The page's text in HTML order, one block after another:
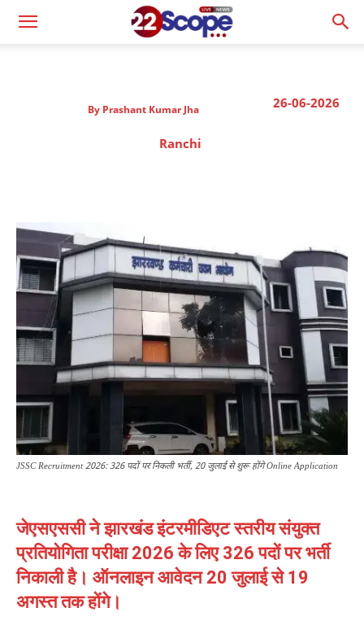
26-06-2026
By Prashant Kumar Jha
Ranchi
JSSC Recruitment 2026: 326 पदों पर निकली भर्ती, 20 जुलाई से शुरू होंगे Online Application
जेएसएससी ने झारखंड इंटरमीडिएट स्तरीय संयुक्त
प्रतियोगिता परीक्षा 2026 के लिए 326 पदों पर भर्ती
निकाली है। ऑनलाइन आवेदन 20 जुलाई से 19
अगस्त तक होंगे।